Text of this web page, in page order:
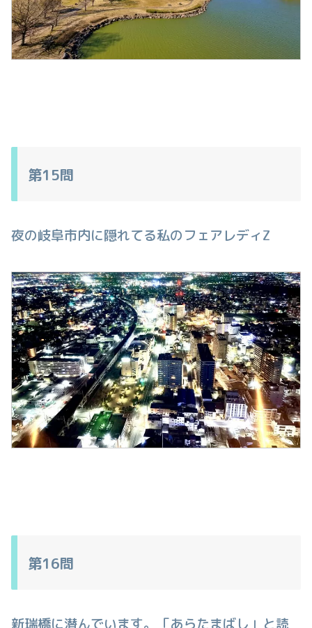
第15問
夜の岐阜市内に隠れてる私のフェアレディZ
第16問
新瑞橋に潜んでいます。「あらたまばし」と読